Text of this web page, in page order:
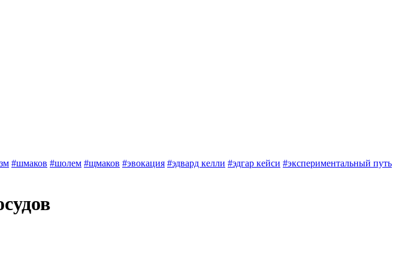
#шмаков #шолем #щмаков #эвокация #эдвард келли #эдгар кейси #экспериментальный путь